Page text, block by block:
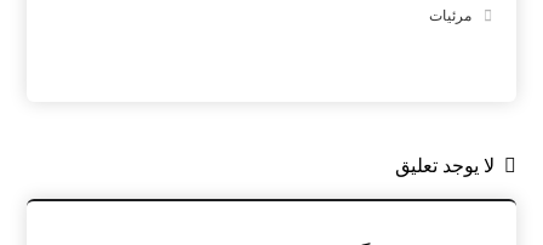
مرئيات
لا يوجد تعليق